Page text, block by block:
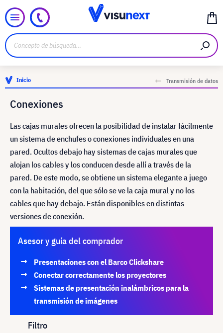
Inicio Transmisión de datos
Conexiones
Las cajas murales ofrecen la posibilidad de instalar fácilmente
un sistema de enchufes o conexiones individuales en una
pared. Ocultos debajo hay sistemas de cajas murales que
alojan los cables y los conducen desde allí a través de la
pared. De este modo, se obtiene un sistema elegante a juego
con la habitación, del que sólo se ve la caja mural y no los
cables que hay debajo. Están disponibles en distintas
versiones de conexión.
Asesor y guía del comprador
Presentaciones con el Barco Clickshare
Conectar correctamente los proyectores
Sistemas de presentación inalámbricos para la
transmisión de imágenes
Filtro